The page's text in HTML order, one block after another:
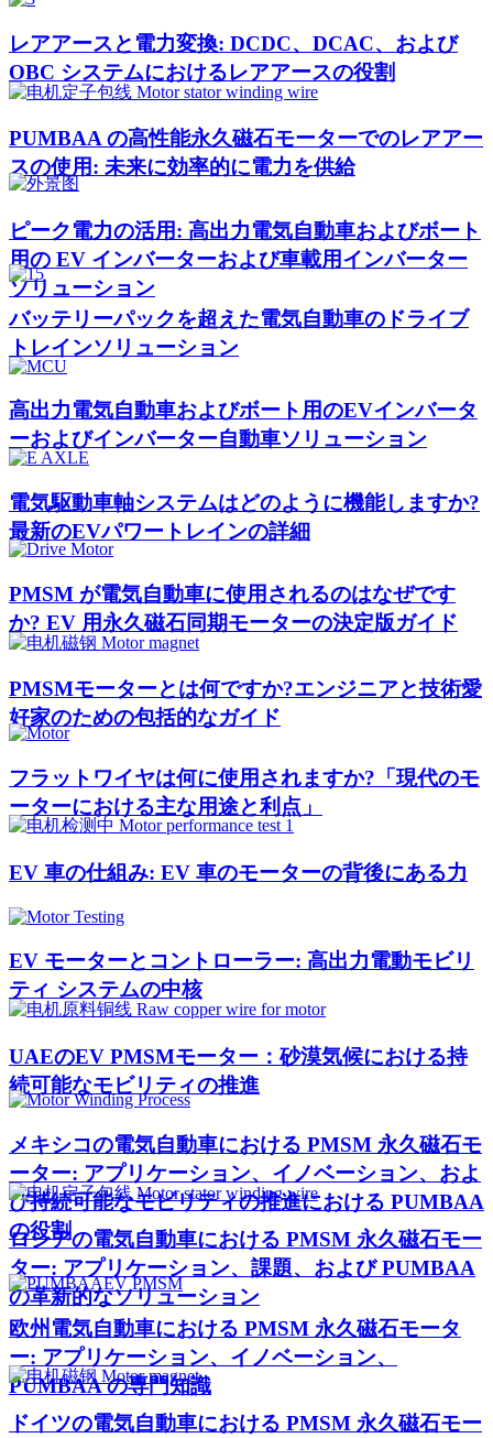
レアアースと電力変換: DCDC、DCAC、および
OBC システムにおけるレアアースの役割
PUMBAA の高性能永久磁石モーターでのレアアー
スの使用: 未来に効率的に電力を供給
ピーク電力の活用: 高出力電気自動車およびボート
用の EV インバーターおよび車載用インバーター
ソリューション
バッテリーパックを超えた電気自動車のドライブ
トレインソリューション
高出力電気自動車およびボート用のEVインバータ
ーおよびインバーター自動車ソリューション
電気駆動車軸システムはどのように機能しますか?
最新のEVパワートレインの詳細
PMSM が電気自動車に使用されるのはなぜです
か? EV 用永久磁石同期モーターの決定版ガイド
PMSMモーターとは何ですか?エンジニアと技術愛
好家のための包括的なガイド
フラットワイヤは何に使用されますか?「現代のモ
ーターにおける主な用途と利点」
EV 車の仕組み: EV 車のモーターの背後にある力
EV モーターとコントローラー: 高出力電動モビリ
ティ システムの中核
UAEのEV PMSMモーター：砂漠気候における持
続可能なモビリティの推進
メキシコの電気自動車における PMSM 永久磁石モ
ーター: アプリケーション、イノベーション、およ
び持続可能なモビリティの推進における PUMBAA
の役割
ロシアの電気自動車における PMSM 永久磁石モー
ター: アプリケーション、課題、および PUMBAA
の革新的なソリューション
欧州電気自動車における PMSM 永久磁石モータ
ー: アプリケーション、イノベーション、
PUMBAA の専門知識
ドイツの電気自動車における PMSM 永久磁石モー